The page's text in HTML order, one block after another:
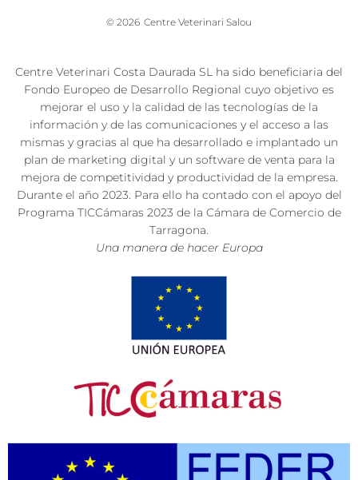
© 2026 Centre Veterinari Salou
Centre Veterinari Costa Daurada SL ha sido beneficiaria del
Fondo Europeo de Desarrollo Regional cuyo objetivo es
mejorar el uso y la calidad de las tecnologías de la
información y de las comunicaciones y el acceso a las
mismas y gracias al que ha desarrollado e implantado un
plan de marketing digital y un software de venta para la
mejora de competitividad y productividad de la empresa.
Durante el año 2023. Para ello ha contado con el apoyo del
Programa TICCámaras 2023 de la Cámara de Comercio de
Tarragona.
Una manera de hacer Europa